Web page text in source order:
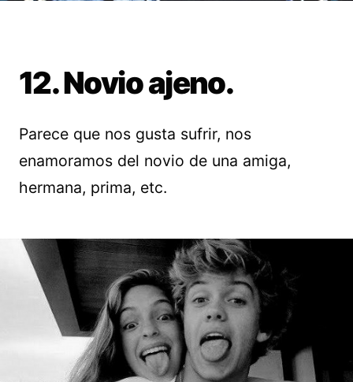
12. Novio ajeno.
Parece que nos gusta sufrir, nos
enamoramos del novio de una amiga,
hermana, prima, etc.